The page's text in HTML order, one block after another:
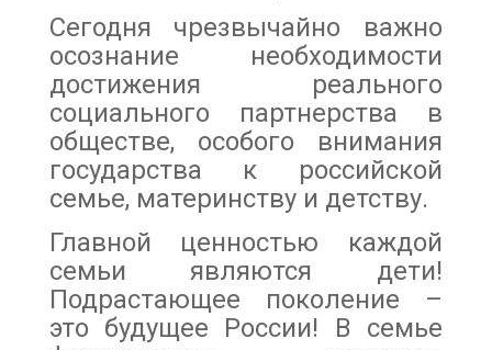
Сегодня чрезвычайно важно
осознание необходимости
достижения реального
социального партнерства в
обществе, особого внимания
государства к российской
семье, материнству и детству.
Главной ценностью каждой
семьи являются дети!
Подрастающее поколение –
это будущее России! В семье